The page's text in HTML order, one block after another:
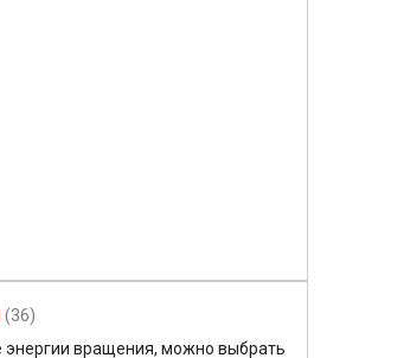
(36)
вращения, можно выбрать